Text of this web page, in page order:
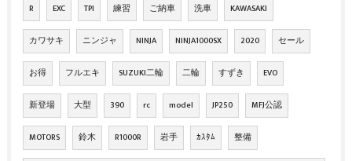
R EXC TPI 練習 ご納車 洗車 KAWASAKI
カワサキ ニンジャ NINJA NINJA1000SX 2020 セール
お得 フルエキ SUZUKI二輪 二輪 すずき EVO
新登場 大型 390 rc model JP250 MFJ公認
MOTORS 鈴木 R1000R 岩手 ｶｽﾀﾑ 整備